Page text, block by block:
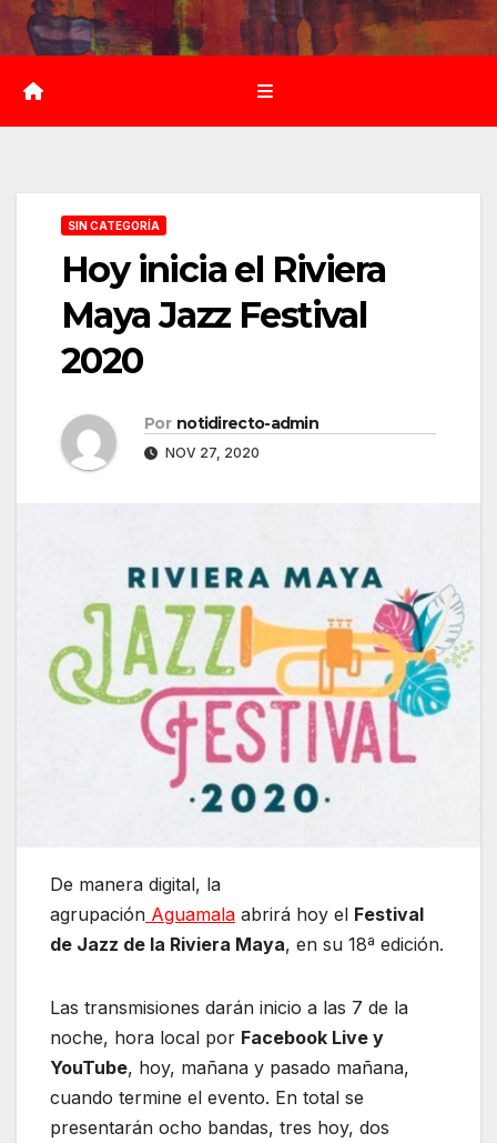
Saltar
al
contenido
SIN CATEGORÍA
Hoy inicia el Riviera
Maya Jazz Festival
2020
Por notidirecto-admin
NOV 27, 2020
De manera digital, la
agrupación Aguamala abrirá hoy el Festival
de Jazz de la Riviera Maya, en su 18ª edición.
Las transmisiones darán inicio a las 7 de la
noche, hora local por Facebook Live y
YouTube, hoy, mañana y pasado mañana,
cuando termine el evento. En total se
presentarán ocho bandas, tres hoy, dos